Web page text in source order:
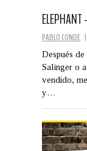
PABLO CONDE |
Después
Salinger o
vendido,
y…